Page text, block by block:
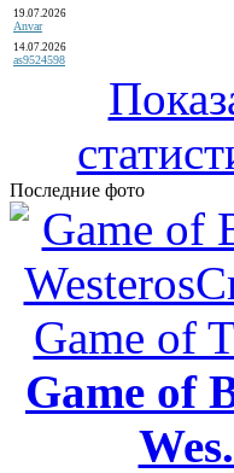
19.07.2026
Anvar
14.07.2026
as9524598
Последние фото
Game of